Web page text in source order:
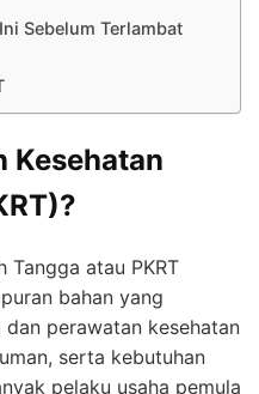
Sebelum Terlambat
Kesehatan
Tangga atau PKRT
bahan yang
perawatan kesehatan
serta kebutuhan
pelaku usaha pemula